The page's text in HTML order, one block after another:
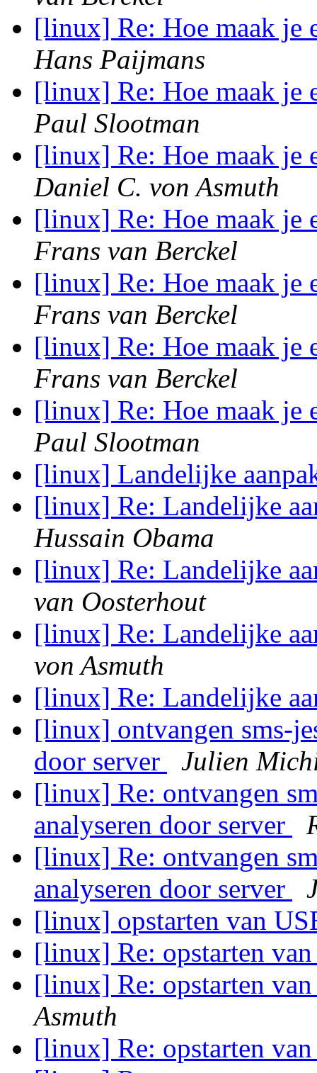
[linux] Re: Hoe maak je
Hans Paijmans
[linux] Re: Hoe maak je
Paul Slootman
[linux] Re: Hoe maak je
Daniel C. von Asmuth
[linux] Re: Hoe maak je
Frans van Berckel
[linux] Re: Hoe maak je
Frans van Berckel
[linux] Re: Hoe maak je
Frans van Berckel
[linux] Re: Hoe maak je
Paul Slootman
[linux] Landelijke
[linux] Re: Landelijke
Hussain Obama
[linux] Re: Landelijke
van Oosterhout
[linux] Re: Landelijke
von Asmuth
[linux] Re: Landelijke
[linux] ontvangen sms-
door server
Julien
[linux] Re: ontvangen
analyseren door server
[linux] Re: ontvangen
analyseren door server
[linux] opstarten van
[linux] Re: opstarten
[linux] Re: opstarten
Asmuth
[linux] Re: opstarten